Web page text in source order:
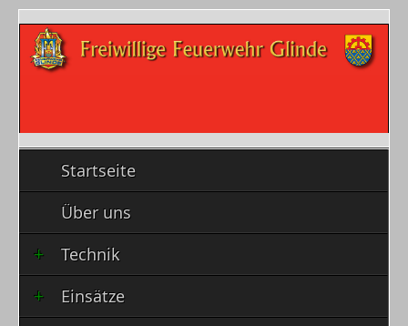
Startseite
Über uns
Technik
Einsätze